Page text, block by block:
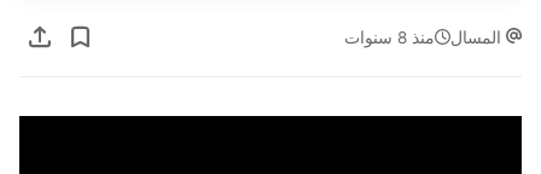
المسال منذ 8 سنوات